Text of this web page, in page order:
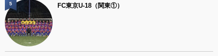
FC東京U-18（関東①）
5